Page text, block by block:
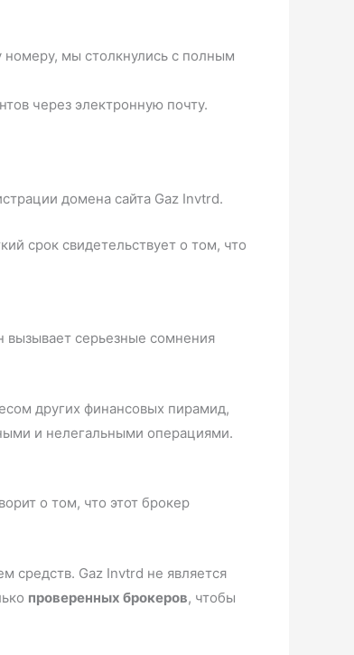
номеру, мы столкнулись с полным
через электронную почту.
домена сайта Gaz Invtrd.
срок свидетельствует о том, что
вызывает серьезные сомнения
других финансовых пирамид,
и нелегальными операциями.
о том, что этот брокер
средств. Gaz Invtrd не является
проверенных брокеров, чтобы